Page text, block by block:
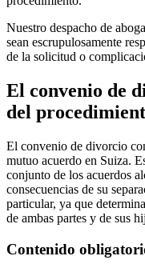
Nuestro despacho de
sean escrupulosamente
de la solicitud o
El convenio de
del
El convenio de divorcio
mutuo acuerdo en Suiza.
conjunto de los acuerdos
consecuencias de su
particular, ya que
de ambas partes y de sus
Contenido